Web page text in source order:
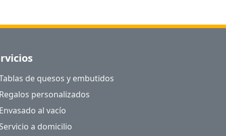
de quesos y embutidos
Regalos personalizados
Envasado al vacío
Servicio a domicilio